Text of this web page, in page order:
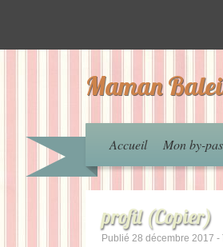
Maman
Accueil Mon by-
profil (Copier)
Publié 28 décembre 2017 -